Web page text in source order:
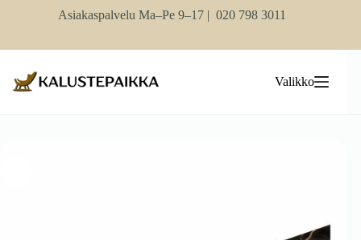
Asiakaspalvelu Ma–Pe 9–17 | 020 798 3011
Valikko